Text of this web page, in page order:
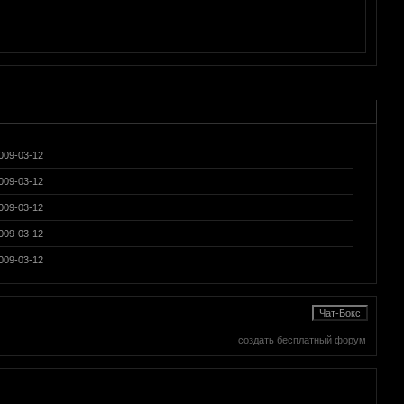
03-12
03-12
03-12
03-12
03-12
создать бесплатный форум